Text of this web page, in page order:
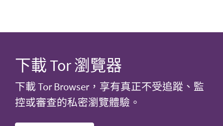
下載 Tor 瀏覽器
下載 Tor Browser，享有真正不受追蹤、監
控或審查的私密瀏覽體驗。